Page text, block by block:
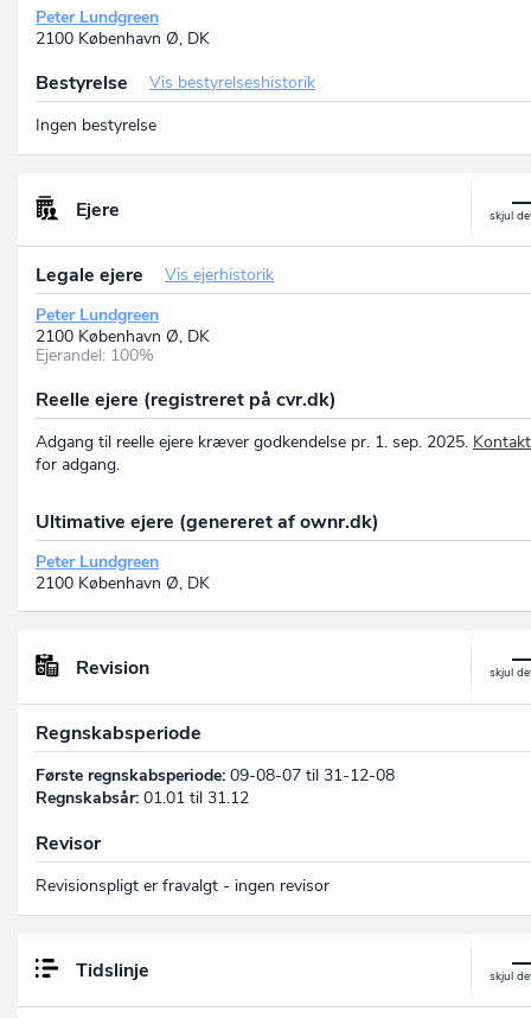
Peter Lundgreen
2100 København Ø, DK
Bestyrelse
Vis bestyrelseshistorik
Ingen bestyrelse
Ejere
Legale ejere
Vis ejerhistorik
Peter Lundgreen
2100 København Ø, DK
Ejerandel: 100%
Reelle ejere (registreret på cvr.dk)
Adgang til reelle ejere kræver godkendelse pr. 1. sep. 2025.
for adgang.
Ultimative ejere (genereret af ownr.dk)
Peter Lundgreen
2100 København Ø, DK
Revision
Regnskabsperiode
Første regnskabsperiode: 09-08-07 til 31-12-08
Regnskabsår: 01.01 til 31.12
Revisor
Revisionspligt er fravalgt - ingen revisor
Tidslinje